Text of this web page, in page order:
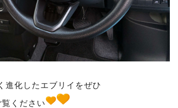
進化したエブリイをぜひ
覧ください